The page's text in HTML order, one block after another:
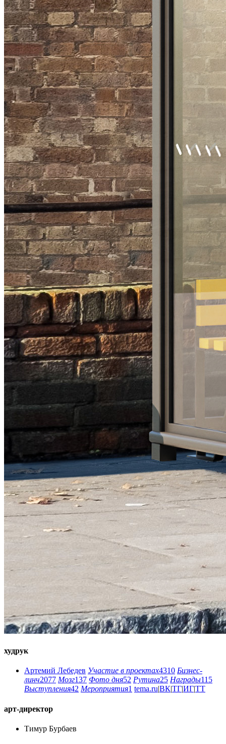
худрук
Артемий Лебедев Участие в проектах4310 Бизнес-
линч2077 Мозг137 Фото дня52 Рутина25 Награды115
Выступления42 Мероприятия1 tema.ru|ВК|ТГ|ИГ|ТТ
арт-директор
Тимур Бурбаев